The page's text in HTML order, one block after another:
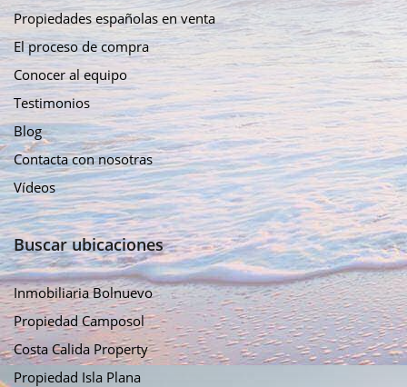
Propiedades españolas en venta
El proceso de compra
Conocer al equipo
Testimonios
Blog
Contacta con nosotras
Vídeos
Buscar ubicaciones
Inmobiliaria Bolnuevo
Propiedad Camposol
Costa Calida Property
Propiedad Isla Plana